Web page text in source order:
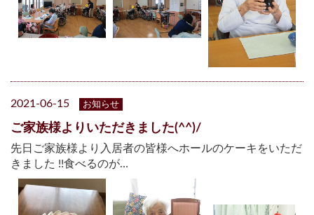
2021-06-15 お知らせ
ご家族様よりいただきました(^^)/
先日ご家族様より入居者の皆様へホールのケーキをいただ
きました !!食べるのが…